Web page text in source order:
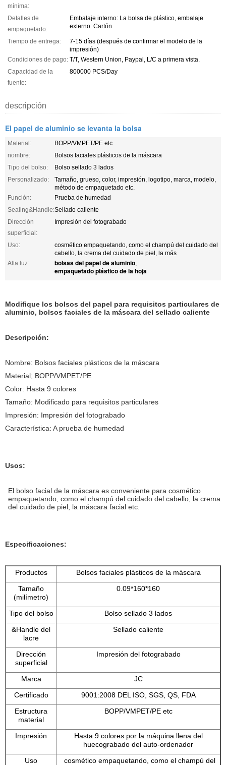
mínima:
Detalles de
empaquetado:
Embalaje interno: La bolsa de plástico, embalaje
externo: Cartón
Tiempo de entrega:
7-15 días (después de confirmar el modelo de la
impresión)
Condiciones de pago: T/T, Western Union, Paypal, L/C a primera vista.
Capacidad de la
fuente:
800000 PCS/Day
descripción
El papel de aluminio se levanta la bolsa
Material:
BOPP/VMPET/PE etc
nombre:
Bolsos faciales plásticos de la máscara
Tipo del bolso:
Bolso sellado 3 lados
Personalizado:
Tamaño, grueso, color, impresión, logotipo, marca, modelo,
método de empaquetado etc.
Función:
Prueba de humedad
Sealing&Handle:Sellado caliente
Dirección
superficial:
Impresión del fotograbado
Uso:
cosmético empaquetando, como el champú del cuidado del
cabello, la crema del cuidado de piel, la más
Alta luz:
bolsas del papel de aluminio,
empaquetado plástico de la hoja
Modifique los bolsos del papel para requisitos particulares de
aluminio, bolsos faciales de la máscara del sellado caliente
Descripción:
Nombre: Bolsos faciales plásticos de la máscara
Material; BOPP/VMPET/PE
Color: Hasta 9 colores
Tamaño: Modificado para requisitos particulares
Impresión: Impresión del fotograbado
Característica: A prueba de humedad
Usos:
El bolso facial de la máscara es conveniente para cosmético
empaquetando, como el champú del cuidado del cabello, la crema
del cuidado de piel, la máscara facial etc.
Especificaciones:
Productos
Bolsos faciales plásticos de la máscara
Tamaño
(milímetro)
0.09*160*160
Tipo del bolso
Bolso sellado 3 lados
&Handle del
lacre
Sellado caliente
Dirección
superficial
Impresión del fotograbado
Marca
JC
Certificado
9001:2008 DEL ISO, SGS, QS, FDA
Estructura
material
BOPP/VMPET/PE etc
Impresión
Hasta 9 colores por la máquina llena del
huecograbado del auto-ordenador
Uso
cosmético empaquetando, como el champú del